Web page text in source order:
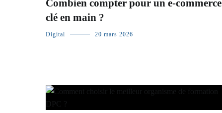
Combien compter pour un e-commerce
clé en main ?
Digital 20 mars 2026